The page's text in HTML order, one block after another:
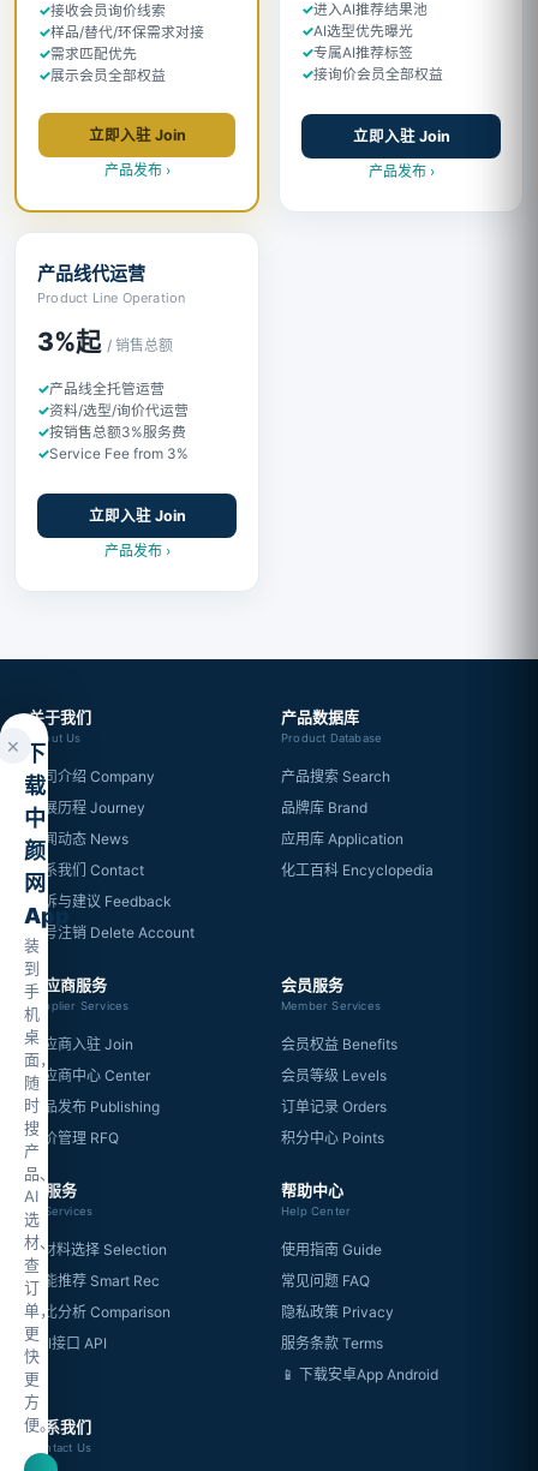
接收会员询价线索
样品/替代/环保需求对接
需求匹配优先
展示会员全部权益
立即入驻 Join
产品发布 ›
进入AI推荐结果池
AI选型优先曝光
专属AI推荐标签
接询价会员全部权益
立即入驻 Join
产品发布 ›
产品线代运营
Product Line Operation
3%起 / 销售总额
产品线全托管运营
资料/选型/询价代运营
按销售总额3%服务费
Service Fee from 3%
立即入驻 Join
产品发布 ›
关于我们
About Us
公司介绍 Company
发展历程 Journey
新闻动态 News
联系我们 Contact
投诉与建议 Feedback
账号注销 Delete Account
产品数据库
Product Database
产品搜索 Search
品牌库 Brand
应用库 Application
化工百科 Encyclopedia
供应商服务
Supplier Services
供应商入驻 Join
供应商中心 Center
产品发布 Publishing
询价管理 RFQ
会员服务
Member Services
会员权益 Benefits
会员等级 Levels
订单记录 Orders
积分中心 Points
AI服务
AI Services
AI材料选择 Selection
智能推荐 Smart Rec
对比分析 Comparison
API接口 API
帮助中心
Help Center
使用指南 Guide
常见问题 FAQ
隐私政策 Privacy
服务条款 Terms
📱 下载安卓App Android
联系我们
Contact Us
× 下
载
中
颜
网
App
装
到
手
机
桌
面，
随
时
搜
产
品、
AI
选
材、
查
订
单，
更
快
更
方
便。